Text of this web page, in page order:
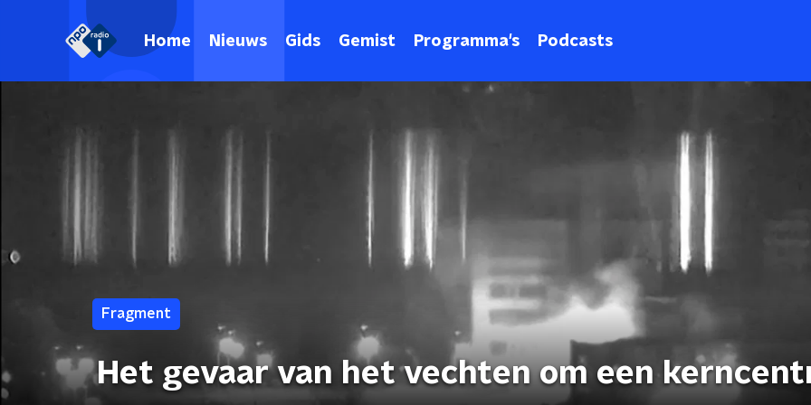
Home Nieuws Gids Gemist Programma's Podcasts
Fragment
Het gevaar van het vechten om een